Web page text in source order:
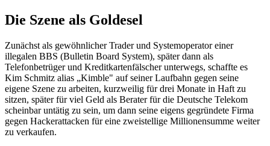
Die Szene als Goldesel
Zunächst als gewöhnlicher Trader und Systemoperator einer
illegalen BBS (Bulletin Board System), später dann als
Telefonbetrüger und Kreditkartenfälscher unterwegs, schaffte es
Kim Schmitz alias „Kimble" auf seiner Laufbahn gegen seine
eigene Szene zu arbeiten, kurzweilig für drei Monate in Haft zu
sitzen, später für viel Geld als Berater für die Deutsche Telekom
scheinbar untätig zu sein, um dann seine eigens gegründete Firma
gegen Hackerattacken für eine zweistellige Millionensumme weiter
zu verkaufen.